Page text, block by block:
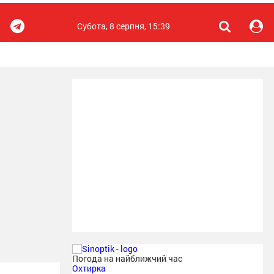
Субота, 8 серпня, 15:39
Погода на найближчий час
Охтирка